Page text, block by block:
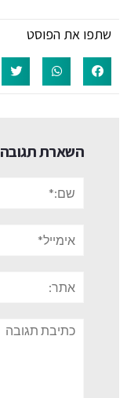
שתפו את הפוסט
השארת תגובה
תגובה